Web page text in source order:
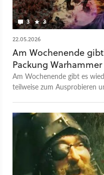
3 3
22.05.2026
Am Wochenende
Packung
Am Wochenende gibt es
teilweise zum Ausprobieren